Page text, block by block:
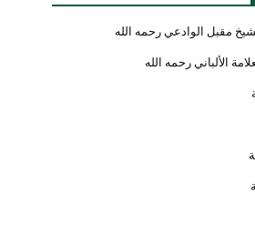
مقبل الوادعي رحمه الله
الألباني رحمه الله